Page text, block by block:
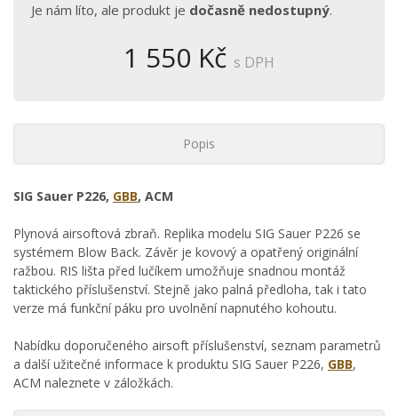
Je nám líto, ale produkt je dočasně nedostupný.
1 550 Kč s DPH
Popis
SIG Sauer P226, GBB, ACM
Plynová airsoftová zbraň. Replika modelu SIG Sauer P226 se
systémem Blow Back. Závěr je kovový a opatřený originální
ražbou. RIS lišta před lučíkem umožňuje snadnou montáž
taktického příslušenství. Stejně jako palná předloha, tak i tato
verze má funkční páku pro uvolnění napnutého kohoutu.
Nabídku doporučeného airsoft příslušenství, seznam parametrů
a další užitečné informace k produktu SIG Sauer P226, GBB,
ACM naleznete v záložkách.